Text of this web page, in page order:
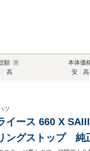
額
高
本体価
安
高
ツ
イース 660 X
ングストップ